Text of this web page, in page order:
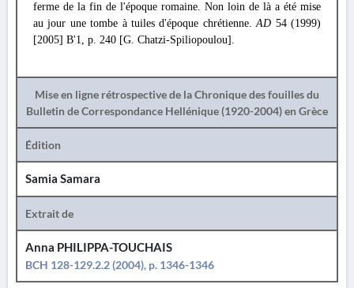
ferme de la fin de l'époque romaine. Non loin de là a été mise
au jour une tombe à tuiles d'époque chrétienne.AD 54 (1999)
[2005] Β'1, p. 240 [G. Chatzi-Spiliopoulou].
Mise en ligne rétrospective de la Chronique des fouilles du
Bulletin de Correspondance Hellénique (1920-2004) en Grèce
Édition
Samia Samara
Extrait de
Anna PHILIPPA-TOUCHAIS
BCH 128-129.2.2 (2004), p. 1346-1346